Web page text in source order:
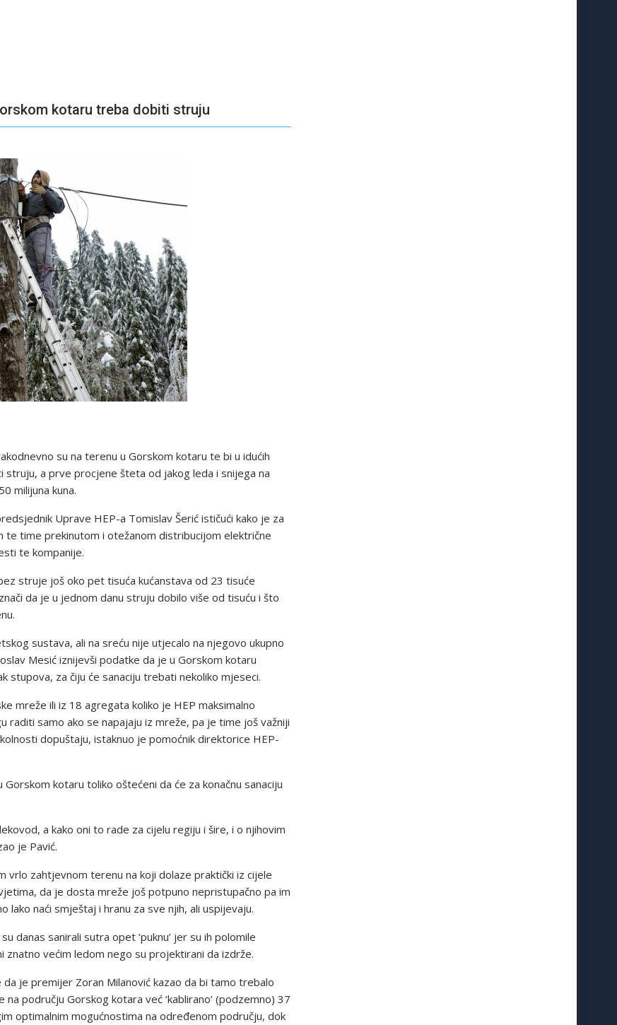
kotaru treba dobiti struju
su na terenu u Gorskom kotaru te bi u idućih
a prve procjene šteta od jakog leda i snijega na
milijuna kuna.
Uprave HEP-a Tomislav Šerić ističući kako je za
te time prekinutom i otežanom distribucijom električne
te kompanije.
struje još oko pet tisuća kućanstava od 23 tisuće
da je u jednom danu struju dobilo više od tisuću i što
sustava, ali na sreću nije utjecalo na njegovo ukupno
Mesić iznijevši podatke da je u Gorskom kotaru
stupova, za čiju će sanaciju trebati nekoliko mjeseci.
mreže ili iz 18 agregata koliko je HEP maksimalno
samo ako se napajaju iz mreže, pa je time još važniji
dopuštaju, istaknuo je pomoćnik direktorice HEP-
kotaru toliko oštećeni da će za konačnu sanaciju
a kako oni to rade za cijelu regiju i šire, i o njihovim
je Pavić.
vrlo zahtjevnom terenu na koji dolaze praktički iz cijele
da je dosta mreže još potpuno nepristupačno pa im
lako naći smještaj i hranu za sve njih, ali uspijevaju.
danas sanirali sutra opet ‘puknu’ jer su ih polomile
znatno većim ledom nego su projektirani da izdrže.
je premijer Zoran Milanović kazao da bi tamo trebalo
području Gorskog kotara već ‘kablirano’ (podzemno) 37
optimalnim mogućnostima na određenom području, dok